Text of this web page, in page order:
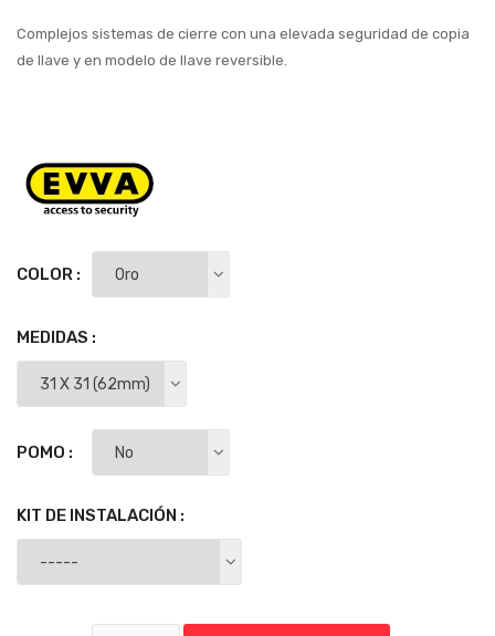
Complejos sistemas de cierre con una elevada seguridad de copia
de llave y en modelo de llave reversible.
COLOR :
MEDIDAS :
POMO :
KIT DE INSTALACIÓN :